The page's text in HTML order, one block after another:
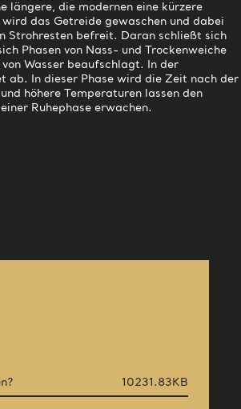
längere, die modernen eine kürzere
das Getreide gewaschen und dabei
Strohresten befreit. Daran schließt sich
Phasen von Nass- und Trockenweiche
Wasser beaufschlagt. In der
ab. In dieser Phase wird die Zeit nach der
höhere Temperaturen lassen den
Ruhephase erwachen.
10231.83KB